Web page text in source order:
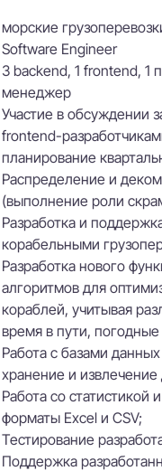
морские
Software Engineer
3 backend, 1 frontend, 1
менеджер
Участие в обсуждении
frontend-
планирование
Распределение и
(выполнение роли
Разработка и
корабельными
Разработка нового
алгоритмов для
кораблей, учитывая
время в пути,
Работа с базами
хранение и
Работа со статистикой
форматы Excel и CSV;
Тестирование
Поддержка